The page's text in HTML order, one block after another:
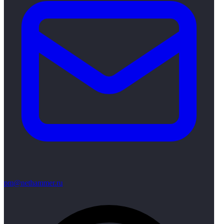
pm@nethammer.ru